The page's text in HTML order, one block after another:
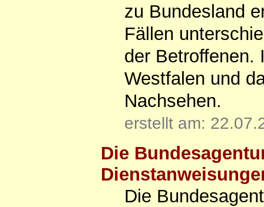
zu Bundesland
Fällen
der Betroffenen.
Westfalen und
Nachsehen.
erstellt am:
Die
Die